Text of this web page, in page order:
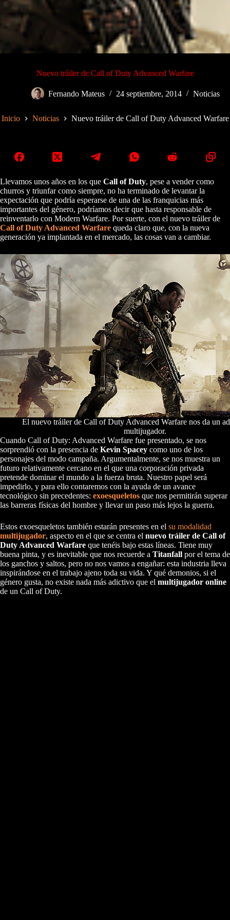
Nuevo tráiler de Call of Duty Advanced Warfare
Fernando Mateus 24 septiembre, 2014 Noticias
Inicio Noticias Nuevo tráiler de Call of Duty Advanced Warfare
Llevamos unos años en los que Call of Duty, pese a vender como
churros y triunfar como siempre, no ha terminado de levantar la
expectación que podría esperarse de una de las franquicias más
importantes del género, podríamos decir que hasta responsable de
reinventarlo con Modern Warfare. Por suerte, con el nuevo tráiler de
Call of Duty Advanced Warfare queda claro que, con la nueva
generación ya implantada en el mercado, las cosas van a cambiar.
El nuevo tráiler de Call of Duty Advanced Warfare nos da un
multijugador.
Cuando Call of Duty: Advanced Warfare fue presentado, se nos
sorprendió con la presencia de Kevin Spacey como uno de los
personajes del modo campaña. Argumentalmente, se nos muestra un
futuro relativamente cercano en el que una corporación privada
pretende dominar el mundo a la fuerza bruta. Nuestro papel será
impedirlo, y para ello contaremos con la ayuda de un avance
tecnológico sin precedentes: exoesqueletos que nos permitirán superar
las barreras físicas del hombre y llevar un paso más lejos la guerra.
Estos exoesqueletos también estarán presentes en el su modalidad
multijugador, aspecto en el que se centra el nuevo tráiler de Call of
Duty Advanced Warfare que tenéis bajo estas líneas. Tiene muy
buena pinta, y es inevitable que nos recuerde a Titanfall por el tema de
los ganchos y saltos, pero no nos vamos a engañar: esta industria lleva
inspirándose en el trabajo ajeno toda su vida. Y qué demonios, si el
género gusta, no existe nada más adictivo que el multijugador online
de un Call of Duty.